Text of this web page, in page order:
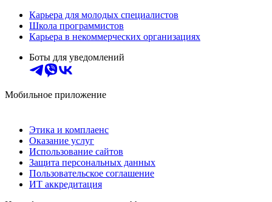
Карьера для молодых специалистов
Школа программистов
Карьера в некоммерческих организациях
Боты для уведомлений
Мобильное приложение
Этика и комплаенс
Оказание услуг
Использование сайтов
Защита персональных данных
Пользовательское соглашение
ИТ аккредитация